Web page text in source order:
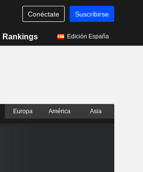
Conéctate Suscribirse
Rankings Edición España
Europa América Asia